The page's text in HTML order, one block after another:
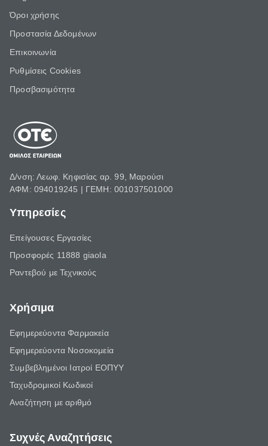
Όροι χρήσης
Προστασία Δεδομένων
Επικοινωνία
Ρυθμίσεις Cookies
Προσβασιμότητα
Δ/νση: Λεωφ. Κηφισίας αρ. 99, Μαρούσι
ΑΦΜ: 094019245 | ΓΕΜΗ: 001037501000
Υπηρεσίες
Επείγουσες Εργασίες
Προσφορές 11888 giaola
Ραντεβού με Τεχνικούς
Χρήσιμα
Εφημερεύοντα Φαρμακεία
Εφημερεύοντα Νοσοκομεία
Συμβεβλημένοι Ιατροί ΕΟΠΥΥ
Ταχυδρομικοί Κωδικοί
Αναζήτηση με αριθμό
Συχνές Αναζητήσεις